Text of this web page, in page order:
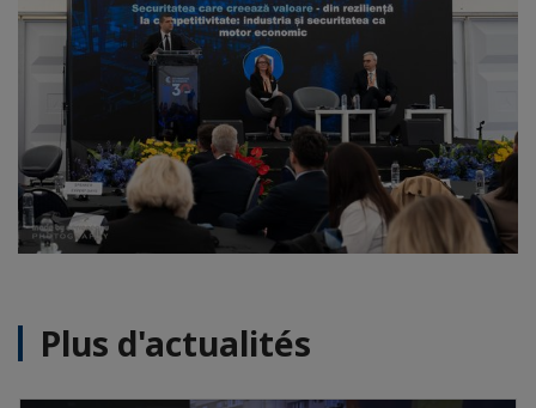
Plus d'actualités